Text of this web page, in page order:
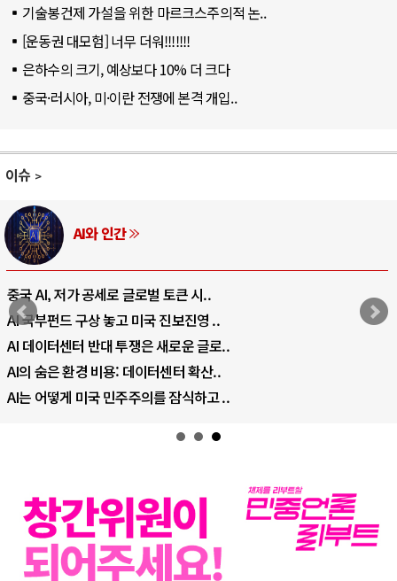
기술봉건제 가설을 위한 마르크스주의적 논..
[운동권 대모험] 너무 더워!!!!!!!
은하수의 크기, 예상보다 10% 더 크다
중국·러시아, 미·이란 전쟁에 본격 개입..
이슈
AI와 인간
중국 AI, 저가 공세로 글로벌 토큰 시..
AI 국부펀드 구상 놓고 미국 진보진영 ..
AI 데이터센터 반대 투쟁은 새로운 글로..
AI의 숨은 환경 비용: 데이터센터 확산..
AI는 어떻게 미국 민주주의를 잠식하고 ..